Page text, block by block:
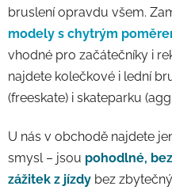
bruslení opravdu všem.
modely s chytrým
vhodné pro začátečníky i
najdete kolečkové i lední
(freeskate) i skateparku
U nás v obchodě najdete
smysl – jsou pohodlné,
zážitek z jízdy bez